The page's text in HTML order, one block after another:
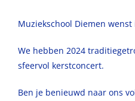
Muziekschool Diemen
We hebben 2024
sfeervol kerstconcert.
Ben je benieuwd naar ons